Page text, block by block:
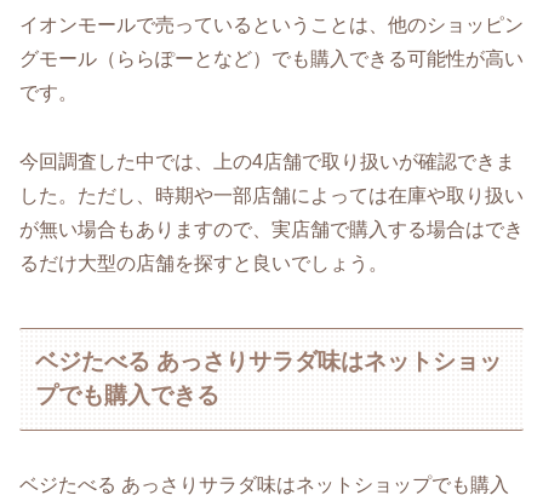
イオンモールで売っているということは、他のショッピン
グモール（ららぽーとなど）でも購入できる可能性が高い
です。
今回調査した中では、上の4店舗で取り扱いが確認できま
した。ただし、時期や一部店舗によっては在庫や取り扱い
が無い場合もありますので、実店舗で購入する場合はでき
るだけ大型の店舗を探すと良いでしょう。
ベジたべる あっさりサラダ味はネットショッ
プでも購入できる
ベジたべる あっさりサラダ味はネットショップでも購入